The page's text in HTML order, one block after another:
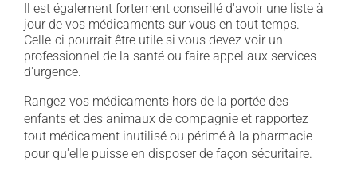
Il est également fortement conseillé d'avoir une liste à
jour de vos médicaments sur vous en tout temps.
Celle-ci pourrait être utile si vous devez voir un
professionnel de la santé ou faire appel aux services
d'urgence.
Rangez vos médicaments hors de la portée des
enfants et des animaux de compagnie et rapportez
tout médicament inutilisé ou périmé à la pharmacie
pour qu'elle puisse en disposer de façon sécuritaire.